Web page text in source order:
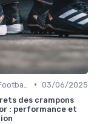
• 03/06/2025
des crampons
: performance et